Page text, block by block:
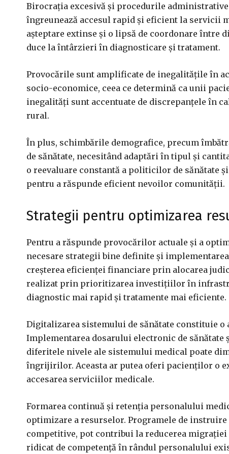
Birocrația excesivă și procedurile
îngreunează accesul rapid și eficient la servicii
așteptare extinse și o lipsă de coordonare între
duce la întârzieri în diagnosticare și tratament.
Provocările sunt amplificate de inegalitățile în
socio-economice, ceea ce determină ca unii
inegalități sunt accentuate de discrepanțele în
rural.
În plus, schimbările demografice, precum
de sănătate, necesitând adaptări în tipul și
o reevaluare constantă a politicilor de sănătate
pentru a răspunde eficient nevoilor comunității.
Strategii pentru optimizarea
Pentru a răspunde provocărilor actuale și a
necesare strategii bine definite și
creșterea eficienței financiare prin alocarea
realizat prin prioritizarea investițiilor în
diagnostic mai rapid și tratamente mai eficiente.
Digitalizarea sistemului de sănătate constituie
Implementarea dosarului electronic de
diferitele nivele ale sistemului medical poate
îngrijirilor. Aceasta ar putea oferi pacienților o
accesarea serviciilor medicale.
Formarea continuă și retenția personalului
optimizare a resurselor. Programele de
competitive, pot contribui la reducerea
ridicat de competență în rândul personalului